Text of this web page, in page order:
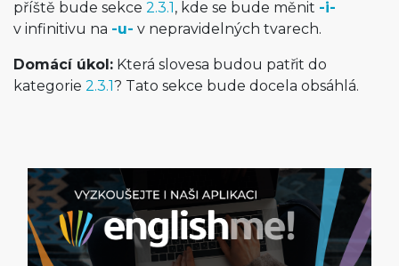
příště bude sekce 2.3.1, kde se bude měnit -i-
v infinitivu na -u- v nepravidelných tvarech.
Domácí úkol: Která slovesa budou patřit do
kategorie 2.3.1? Tato sekce bude docela obsáhlá.